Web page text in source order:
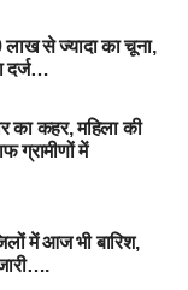
लाख से ज्यादा का चूना,
दर्ज…
का कहर, महिला की
ग्रामीणों में
में आज भी बारिश,